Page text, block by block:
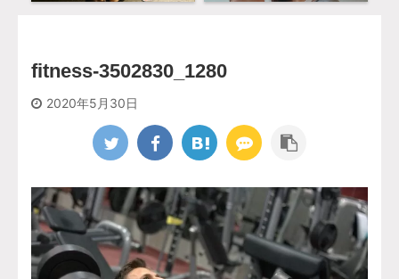
fitness-3502830_1280
2020年5月30日